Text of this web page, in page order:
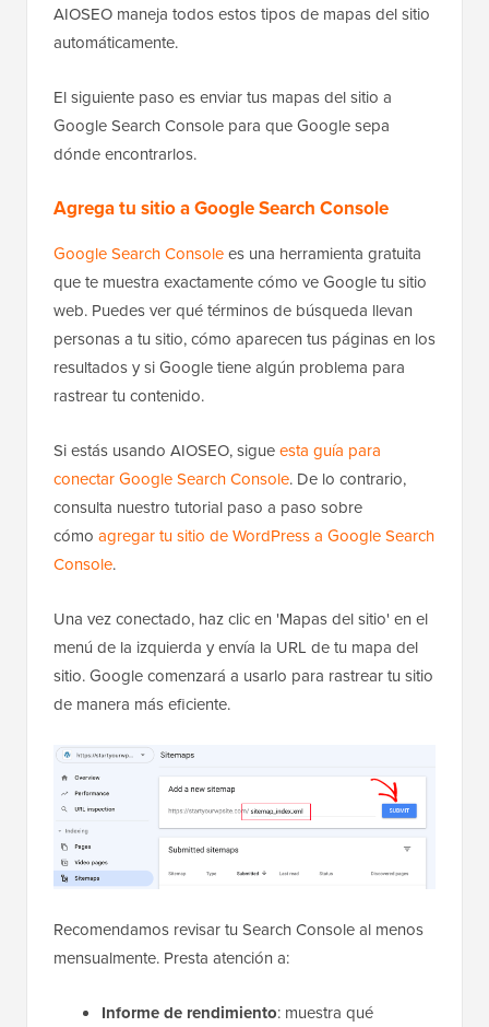
AIOSEO maneja todos estos tipos de mapas del sitio
automáticamente.
El siguiente paso es enviar tus mapas del sitio a
Google Search Console para que Google sepa
dónde encontrarlos.
Agrega tu sitio a Google Search Console
Google Search Consolees una herramienta gratuita
que te muestra exactamente cómo ve Google tu sitio
web. Puedes ver qué términos de búsqueda llevan
personas a tu sitio, cómo aparecen tus páginas en los
resultados y si Google tiene algún problema para
rastrear tu contenido.
Si estás usando AIOSEO, sigueesta guía para
conectar Google Search Console. De lo contrario,
consulta nuestro tutorial paso a paso sobre
cómo agregar tu sitio de WordPress a Google Search
Console.
Una vez conectado, haz clic en 'Mapas del sitio' en el
menú de la izquierda y envía la URL de tu mapa del
sitio. Google comenzará a usarlo para rastrear tu sitio
de manera más eficiente.
Recomendamos revisar tu Search Console al menos
mensualmente. Presta atención a:
Informe de rendimiento: muestra qué